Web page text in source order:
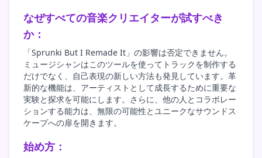
なぜすべての音楽クリエイターが試すべき
か：
「Sprunki But I Remade It」の影響は否定できません。
ミュージシャンはこのツールを使ってトラックを制作する
だけでなく、自己表現の新しい方法も発見しています。革
新的な機能は、アーティストとして成長するために重要な
実験と探求を可能にします。さらに、他の人とコラボレー
ションする能力は、無限の可能性とユニークなサウンドス
ケープへの扉を開きます。
始め方：